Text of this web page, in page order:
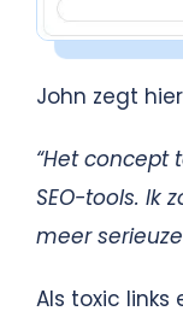
John zegt
“Het concept
SEO-tools. Ik
meer
Als toxic